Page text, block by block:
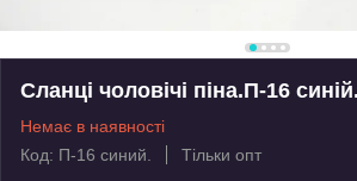
Сланці чоловічі піна.П-16 синій.
Немає в наявності
Код: П-16 синий.
Тільки опт